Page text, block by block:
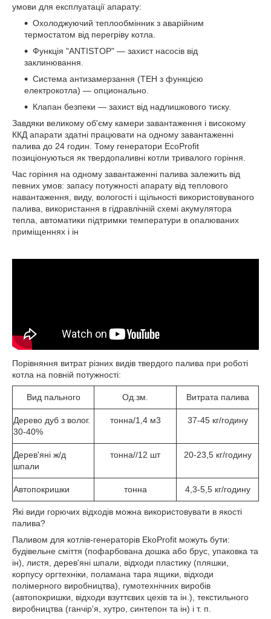
умови для експлуатації апарату:
Охолоджуючий теплообмінник з аварійним
термостатом від перегріву котла.
Функція "ANTISTOP" ― захист насосів від
заклинювання.
Система антизамерзання (ТЕН з функцією
електрокотла) ― опционально.
Клапан безпеки ― захист від надлишкового тиску.
Завдяки великому об'єму камери завантаження і високому
ККД апарати здатні працювати на одному завантаженні
палива до 24 годин. Тому генератори EcoProfit
позиціонуються як твердопаливні котли тривалого горіння.
Час горіння на одному завантаженні палива залежить від
певних умов: запасу потужності апарату від теплового
навантаження, виду, вологості і щільності використовуваного
палива, використання в гідравлічній схемі акумулятора
тепла, автоматики підтримки температури в опалюваних
приміщеннях і ін
Порівняння витрат різних видів твердого палива при роботі
котла на повній потужності:
Вид пального Од.зм. Витрата палива
Дерево дуб з волог.
30-40%
тонна/1,4 м3 37-45 кг/годину
Дерев'яні ж/д
шпали
тонна//12 шт 20-23,5 кг/годину
Автопокришки тонна 4,3-5,5 кг/годину
Які види горючих відходів можна використовувати в якості
палива?
Паливом для котлів-генераторів EkoProfit можуть бути:
будівельне сміття (пофарбована дошка або брус, упаковка та
ін), листя, дерев'яні шпали, відходи пластику (пляшки,
корпусу оргтехніки, поламана тара ящики, відходи
полімерного виробництва), гумотехнічних виробів
(автопокришки, відходи взуттєвих цехів та ін.), текстильного
виробництва (ганчір'я, хутро, синтепон та ін) і т. п.